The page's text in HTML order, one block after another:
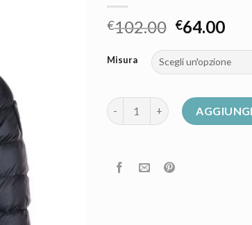
€102.00 €64.00
Misura
giubbotto piumino uomo